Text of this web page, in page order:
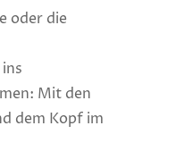
oder die
Mit den
dem Kopf im